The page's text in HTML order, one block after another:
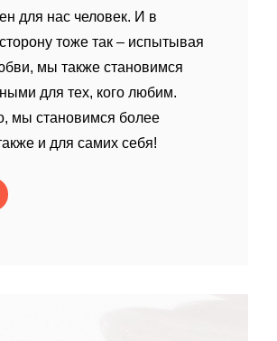
для нас человек. И в
тоже так – испытывая
мы также становимся
для тех, кого любим.
мы становимся более
и для самих себя!